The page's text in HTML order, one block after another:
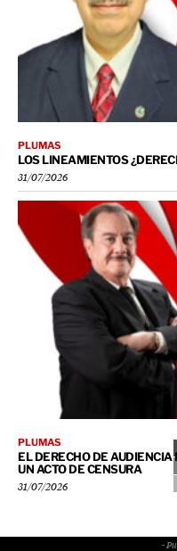
PLUMAS
LOS LINEAMIENTOS
31/07/2026
PLUMAS
EL DERECHO DE
UN ACTO DE CENSURA
31/07/2026
-